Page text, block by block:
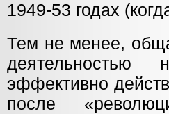
1949-53 годах
Тем не менее,
эффективно
после